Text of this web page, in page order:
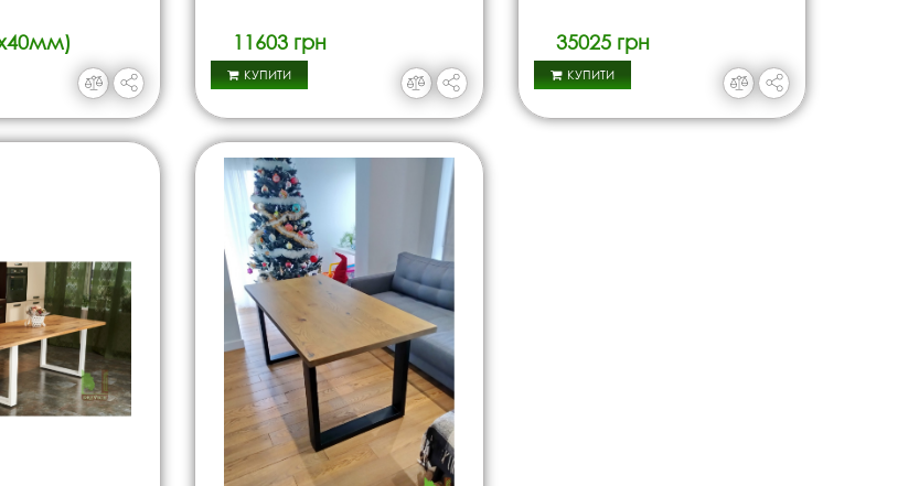
11603 грн
КУПИТИ
35025 грн
КУПИТИ